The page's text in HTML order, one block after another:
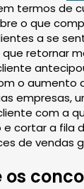
termos de
o que
a se
retornar
o aumento
empresas,
com a
cortar a fila
de vendas